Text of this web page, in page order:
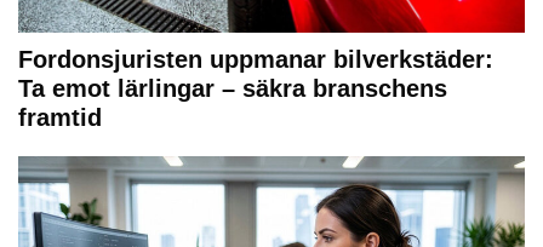
Fordonsjuristen uppmanar bilverkstäder:
Ta emot lärlingar – säkra branschens
framtid